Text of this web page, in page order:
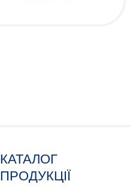
КАТАЛОГ
ПРОДУКЦІЇ